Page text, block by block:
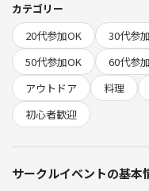
🟦🟦🟦 イベント概要
①デイキャンプを楽しもう！
⚫︎火おこしをして焚き火を
おこした火は料理にも使い
⚫︎キャンプギアを使ってみよ
まずは色々なギア(道具)に
⚠️薪や炭を扱いますので多少
②みんなでスパイスカレー&
カテゴリー
20代参加OK
30代参
50代参加OK
60代参
アウトドア
料理
初心者歓迎
サークルイベントの基本